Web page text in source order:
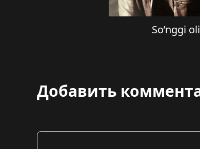
So’nggi
Добавить